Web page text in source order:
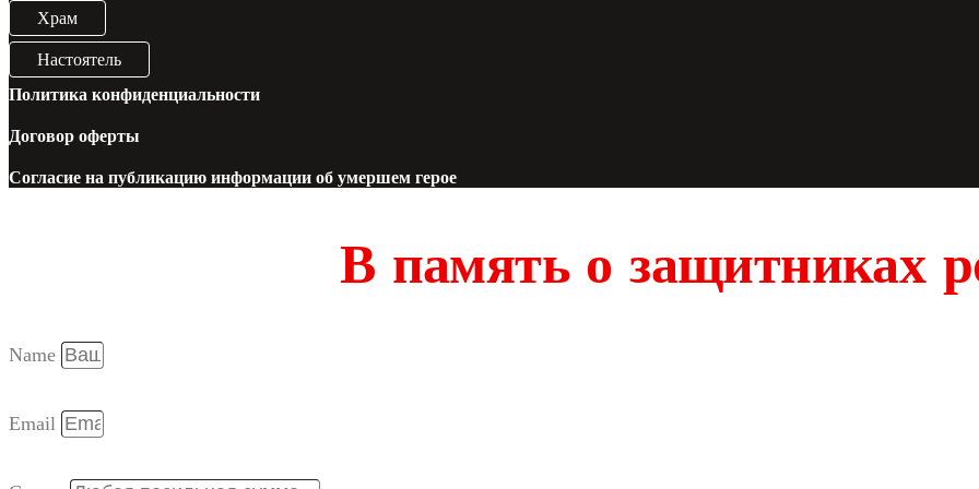
Храм
Настоятель
Политика конфиденциальности
Договор оферты
Согласие на публикацию информации об умершем герое
В память о защитниках
Name
Email